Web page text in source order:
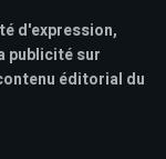
d'expression,
publicité sur
éditorial du